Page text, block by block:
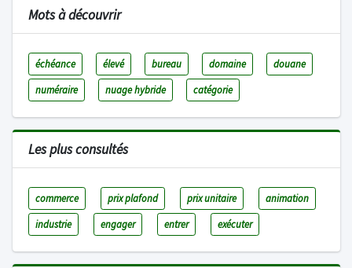
Mots à découvrir
échéance élevé bureau domaine douane
numéraire nuage hybride catégorie
Les plus consultés
commerce prix plafond prix unitaire animation
industrie engager entrer exécuter